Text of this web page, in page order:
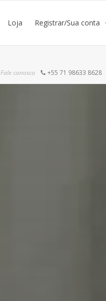
Loja Registrar/Sua conta
Fale conosco +55 71 98633 8628